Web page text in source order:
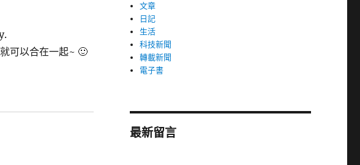
可以合在一起~ 🙂
文章
日記
生活
科技新聞
轉載新聞
電子書
最新留言